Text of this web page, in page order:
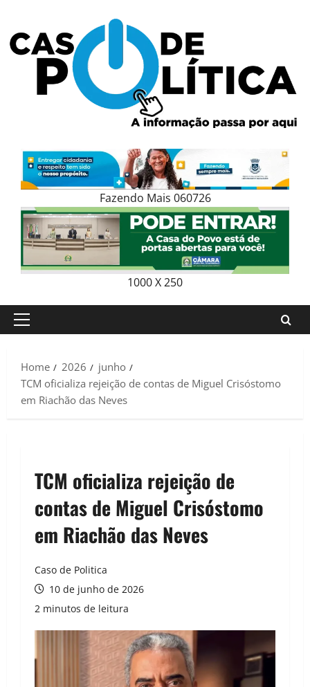
content
Fazendo Mais 060726
1000 X 250
Primary
Home
2026
junho
TCM oficializa rejeição de contas de Miguel Crisóstomo
em Riachão das Neves
TCM oficializa rejeição de
contas de Miguel Crisóstomo
em Riachão das Neves
Caso de Politica
10 de junho de 2026
2 minutos de leitura